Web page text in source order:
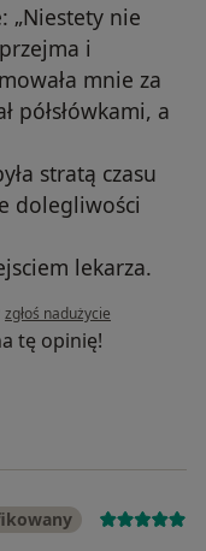
„Niestety nie
i
mnie za
półsłówkami, a
stratą czasu
dolegliwości
lekarza.
w opinii użytkownika M.Sz
zgłoś nadużycie
tę opinię!